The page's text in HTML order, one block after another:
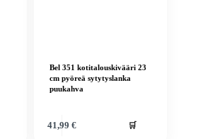
Bel 351 kotitalouskivääri 23
cm pyöreä sytytyslanka
puukahva
41,99 € 🛒